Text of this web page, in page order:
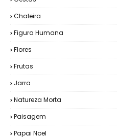
Chaleira
Figura Humana
Flores
Frutas
Jarra
Natureza Morta
Paisagem
Papai Noel